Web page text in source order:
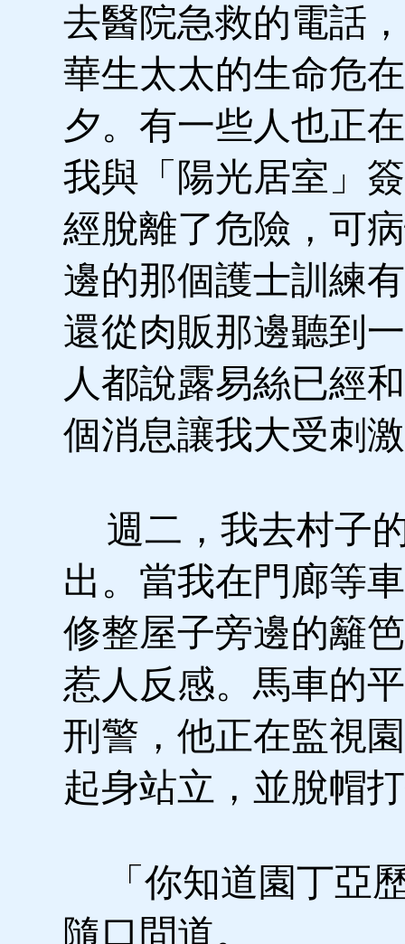
去醫院急救的電話
華生太太的生命危
夕。有一些人也正
我與「陽光居室」
經脫離了危險，可
邊的那個護士訓練
還從肉販那邊聽到
人都說露易絲已經
個消息讓我大受刺
週二，我去村子
出。當我在門廊等
修整屋子旁邊的籬
惹人反感。馬車的
刑警，他正在監視
起身站立，並脫帽
「你知道園丁亞
隨口問道。